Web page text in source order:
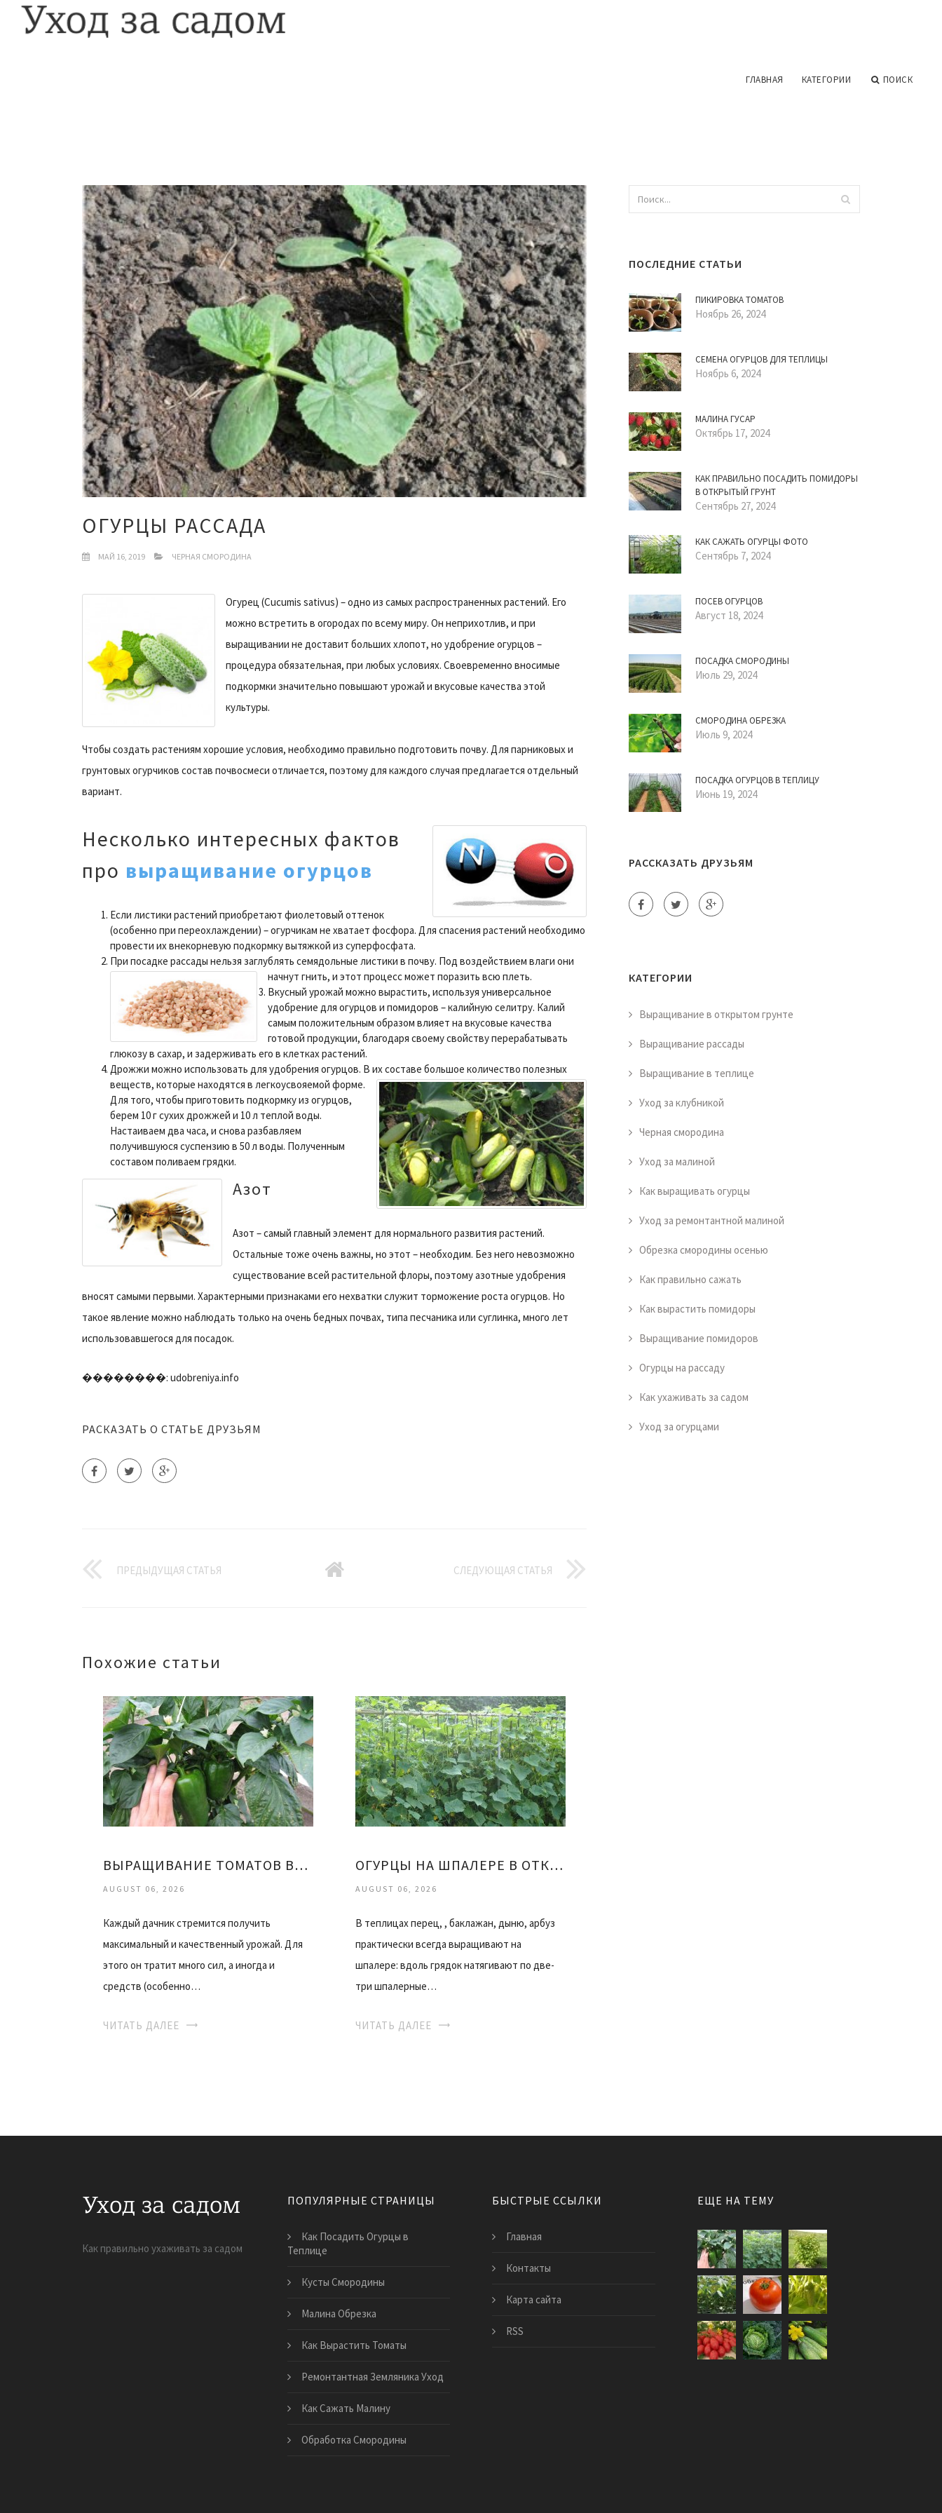
ГЛАВНАЯ КАТЕГОРИИ ПОИСК
ОГУРЦЫ РАССАДА
МАЙ 16, 2019 ЧЕРНАЯ СМОРОДИНА
Огурец (Cucumis sativus) – одно из самых распространенных растений. Его
можно встретить в огородах по всему миру. Он неприхотлив, и при
выращивании не доставит больших хлопот, но удобрение огурцов –
процедура обязательная, при любых условиях. Своевременно вносимые
подкормки значительно повышают урожай и вкусовые качества этой
культуры.
Чтобы создать растениям хорошие условия, необходимо правильно подготовить почву. Для парниковых и
грунтовых огурчиков состав почвосмеси отличается, поэтому для каждого случая предлагается отдельный
вариант.
Несколько интересных фактов
про выращивание огурцов
Если листики растений приобретают фиолетовый оттенок
(особенно при переохлаждении) – огурчикам не хватает фосфора. Для спасения растений необходимо
провести их внекорневую подкормку вытяжкой из суперфосфата.
При посадке рассады нельзя заглублять семядольные листики в почву. Под воздействием влаги они
начнут гнить, и этот процесс может поразить всю плеть.
Вкусный урожай можно вырастить, используя универсальное
удобрение для огурцов и помидоров – калийную селитру. Калий
самым положительным образом влияет на вкусовые качества
готовой продукции, благодаря своему свойству перерабатывать
глюкозу в сахар, и задерживать его в клетках растений.
Дрожжи можно использовать для удобрения огурцов. В их составе большое количество полезных
веществ, которые находятся в легкоусвояемой форме.
Для того, чтобы приготовить подкормку из огурцов,
берем 10 г сухих дрожжей и 10 л теплой воды.
Настаиваем два часа, и снова разбавляем
получившуюся суспензию в 50 л воды. Полученным
составом поливаем грядки.
Азот
Азот – самый главный элемент для нормального развития растений.
Остальные тоже очень важны, но этот – необходим. Без него невозможно
существование всей растительной флоры, поэтому азотные удобрения
вносят самыми первыми. Характерными признаками его нехватки служит торможение роста огурцов. Но
такое явление можно наблюдать только на очень бедных почвах, типа песчаника или суглинка, много лет
использовавшегося для посадок.
��������: udobreniya.info
РАСКАЗАТЬ О СТАТЬЕ ДРУЗЬЯМ
ПРЕДЫДУЩАЯ СТАТЬЯ СЛЕДУЮЩАЯ СТАТЬЯ
Похожие статьи
ВЫРАЩИВАНИЕ ТОМАТОВ ВИДЕО
AUGUST 06, 2026
Каждый дачник стремится получить
максимальный и качественный урожай. Для
этого он тратит много сил, а иногда и
средств (особенно…
ЧИТАТЬ ДАЛЕЕ
ОГУРЦЫ НА ШПАЛЕРЕ В ОТКРЫТОМ ГРУНТЕ
AUGUST 06, 2026
В теплицах перец, , баклажан, дыню, арбуз
практически всегда выращивают на
шпалере: вдоль грядок натягивают по две-
три шпалерные…
ЧИТАТЬ ДАЛЕЕ
ПОСЛЕДНИЕ СТАТЬИ
ПИКИРОВКА ТОМАТОВ
Ноябрь 26, 2024
СЕМЕНА ОГУРЦОВ ДЛЯ ТЕПЛИЦЫ
Ноябрь 6, 2024
МАЛИНА ГУСАР
Октябрь 17, 2024
КАК ПРАВИЛЬНО ПОСАДИТЬ ПОМИДОРЫ
В ОТКРЫТЫЙ ГРУНТ
Сентябрь 27, 2024
КАК САЖАТЬ ОГУРЦЫ ФОТО
Сентябрь 7, 2024
ПОСЕВ ОГУРЦОВ
Август 18, 2024
ПОСАДКА СМОРОДИНЫ
Июль 29, 2024
СМОРОДИНА ОБРЕЗКА
Июль 9, 2024
ПОСАДКА ОГУРЦОВ В ТЕПЛИЦУ
Июнь 19, 2024
РАССКАЗАТЬ ДРУЗЬЯМ
КАТЕГОРИИ
Выращивание в открытом грунте
Выращивание рассады
Выращивание в теплице
Уход за клубникой
Черная смородина
Уход за малиной
Как выращивать огурцы
Уход за ремонтантной малиной
Обрезка смородины осенью
Как правильно сажать
Как вырастить помидоры
Выращивание помидоров
Огурцы на рассаду
Как ухаживать за садом
Уход за огурцами
Как правильно ухаживать за садом
ПОПУЛЯРНЫЕ СТРАНИЦЫ
Как Посадить Огурцы в
Теплице
Кусты Смородины
Малина Обрезка
Как Вырастить Томаты
Ремонтантная Земляника Уход
Как Сажать Малину
Обработка Смородины
БЫСТРЫЕ ССЫЛКИ
Главная
Контакты
Карта сайта
RSS
ЕЩЕ НА ТЕМУ